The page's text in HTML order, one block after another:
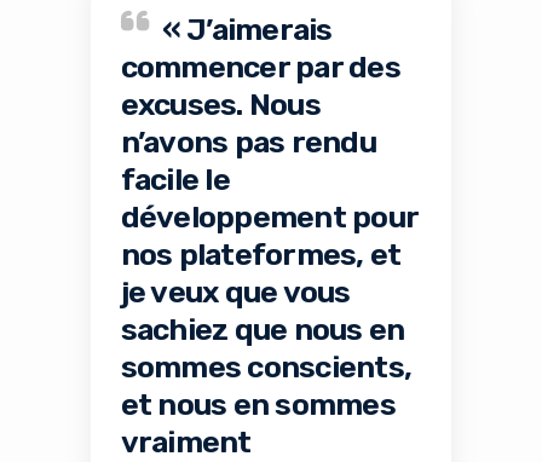
« J’aimerais
commencer par des
excuses. Nous
n’avons pas rendu
facile le
développement pour
nos plateformes, et
je veux que vous
sachiez que nous en
sommes conscients,
et nous en sommes
vraiment